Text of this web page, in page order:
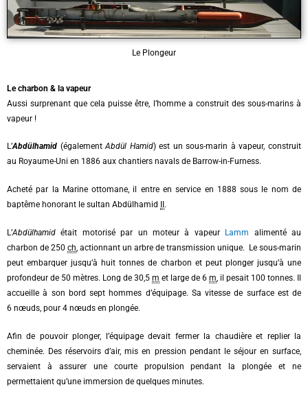
Le Plongeur
Le charbon & la vapeur
Aussi surprenant que cela puisse être, l’homme a construit des sous-marins à
vapeur !
L’Abdülhamid (égalementAbdül Hamid) est un sous-marin à vapeur, construit
au Royaume-Uni en 1886 aux chantiers navals de Barrow-in-Furness.
Acheté par la Marine ottomane, il entre en service en 1888 sous le nom de
baptême honorant le sultan Abdülhamid .
L’Abdülhamid était motorisé par un moteur à vapeur Lamm alimenté au
charbon de 250 ch , actionnant un arbre de transmission unique. Le sous-marin
peut embarquer jusqu’à huit tonnes de charbon et peut plonger jusqu’à une
profondeur de 50 mètres. Long de 30,5 m et large de 6 m , il pesait 100 tonnes. Il
accueille à son bord sept hommes d’équipage. Sa vitesse de surface est de
6 nœuds, pour 4 nœuds en plongée.
Afin de pouvoir plonger, l’équipage devait fermer la chaudière et replier la
cheminée. Des réservoirs d’air, mis en pression pendant le séjour en surface,
servaient à assurer une courte propulsion pendant la plongée et ne
permettaient qu’une immersion de quelques minutes.